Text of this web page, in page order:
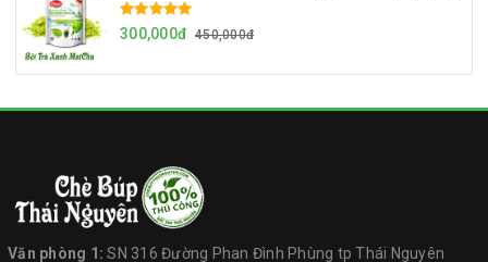
300,000đ 450,000đ
Văn phòng 1:SN 316 Đường Phan Đình Phùng tp Thái Nguyên